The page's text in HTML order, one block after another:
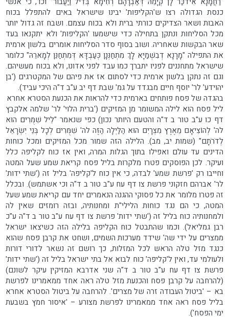
כנסת הגדולה רצו ש'הקליפות' יבינו שישראל באים להתפלל בכוח
האבות ושאר הצדיקים כורתי ברית ולא בכוח עצמם. ושבח זה גדול יותר
מכל הסליחות ונתקן בתחילה כדי שישמעו 'הקליפות' ולא יתקנאו בעד
שאר הבקשות שאחריה. ושוב בסוף סדר הסליחות אומרים בלשון ארמית
את התפילה "מָרָנָא דְבִשְׁמַיָּא לָךְ מִתְחַנְּנָן כְּעַבְדָּא דְּמִתְחַנֵּן לְמָארֵהּ" כלומר
שישראל מתחננים לפניו יתברך כמו עבד לפני אדונו, ולא בכוח מעשיהם.
וגם זה נתקן בלשון ארמית כדי לסתום אז את פיהם של המקטרגים ('בן
יהוידע' לר' יוסף חיים מבגדד על גמ' שבת דף יב ע"ב ד"ה היכי עביד).
בהגדה של פסח פותחים בארמית כדי להראות את הכנעת הסטרא אחרא
ליל פסח הוא לילה המשומר מן המזיקים ('ברית הלוי' לר' שלמה אלקבץ
דף כו ע"ב טור ב ד"ה והטעם היותר נכון) כפי שנאמר "לֵיל שִׁמֻּרִים הוּא
לה' לְהוֹצִיאָם מֵאֶרֶץ מִצְרָיִם הוּא הַלַּיְלָה הַזֶּה לה' שִׁמֻּרִים לְכָל בְּנֵי יִשְׂרָאֵל
לְדֹרֹתָם" (שמות יב, מב). הלילה הזה שמור מכל המזיקים ומכל כוחות
הדינים עד עולם ואפילו בתוך הגלות המרה, ואין אז כוח לקליפה כלל
ועיקר. לכן הפוסקים פטרו מלקרות בליל פסח קריאת שמע שעל המטה
וחייבו רק 'פרשת שמע' לבדה, כי אין כוח ל'קליפה' בליל זה ('שתי ידות'
לר' אברהם חזקוני פרשת צו דף עח ע"ב טור ב ד"ה וכי אשתמש). ובכלל
זה פטרו מלומר את כל פסוקי ההגנה הנאמרים יחד עם קריאת שמע שעל
המטה, כי הם נגד כוחות הלילי"ת ומחנותיה, ובזה רומזים שאין לה
ולמחנותיה כוח בליל זה ('שתי ידות' פרשת צו דף עח ע"ב טור ב ד"ה ע"כ
רבן גמליאל). וכמו שהתבטל כוח הקליפה בלילה הזה כשיצאו ישראל
ממצרים על ידי שה' שידד מערכות השמים, ושחט את קרבן פסח שהוא
כנגד מזל טלה הראש לכל המזלות, כך רושם זה נשאר לדורי דורות
ולעולמי עד, ואין ל'קליפה' כוח לבוא אל בתי ישראל בליל זה ('שתי ידות'
פרשת צו דף עח ע"ב טור ב ד"ה שני אדרבא המזיקין עיקר לשונם)
(להרחבה על קרבן פסח והכנעת מזל טלה ראה אחד ממאמרינו לפרשת
בא – 'ביטול העבודה זרה של מצרים'. להרחבה על ביטול הסטרא אחרא
בליל פסח ראה אחד ממאמרינו לפרשת מצורע – 'איסור חמץ בשבעת
ימי הפסח').